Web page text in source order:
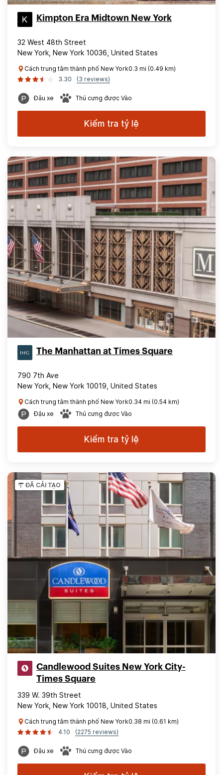
Kimpton Era Midtown New York
32 West 48th Street
New York, New York 10036, United States
Cách trung tâm thành phố New York0.3 mi (0.49 km)
3.30
(3 reviews)
Đậu xe Thú cưng được Vào
Kiểm tra tỷ lệ
The Manhattan at Times Square
790 7th Ave
New York, New York 10019, United States
Cách trung tâm thành phố New York0.34 mi (0.54 km)
Đậu xe
Thú cưng được Vào
Kiểm tra tỷ lệ
ĐÃ CẢI TẠO
Candlewood Suites New York City-
Times Square
339 W. 39th Street
New York, New York 10018, United States
Cách trung tâm thành phố New York0.38 mi (0.61 km)
4.10
(2275 reviews)
Đậu xe Thú cưng được Vào